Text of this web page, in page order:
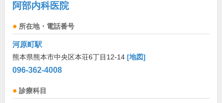
阿部内科医院
所在地・電話番号
河原町駅
熊本県熊本市中央区本荘6丁目12-14 [地図]
096-362-4008
診療科目